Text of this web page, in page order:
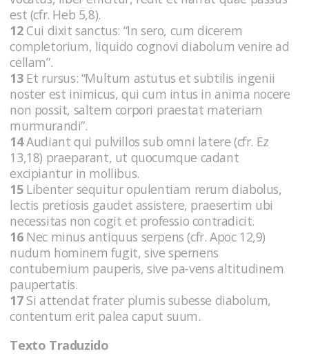
est (cfr. Heb 5,8).
12Cui dixit sanctus: “In sero, cum dicerem
completorium, liquido cognovi diabolum venire ad
cellam”.
13Et rursus: “Multum astutus et subtilis ingenii
noster est inimicus, qui cum intus in anima nocere
non possit, saltem corpori praestat materiam
murmurandi”.
14Audiant qui pulvillos sub omni latere (cfr. Ez
13,18) praeparant, ut quocumque cadant
excipiantur in mollibus.
15Libenter sequitur opulentiam rerum diabolus,
lectis pretiosis gaudet assistere, praesertim ubi
necessitas non cogit et professio contradicit.
16Nec minus antiquus serpens (cfr. Apoc 12,9)
nudum hominem fugit, sive spernens
contubernium pauperis, sive pa-vens altitudinem
paupertatis.
17Si attendat frater plumis subesse diabolum,
contentum erit palea caput suum.
Texto Traduzido